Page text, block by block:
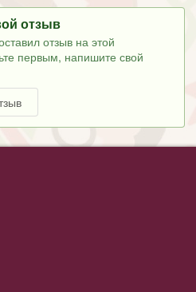
отзыв
отзыв на этой
первым, напишите свой